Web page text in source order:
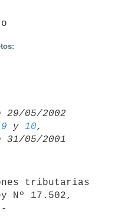
9 y 10,
tributarias
Nº 17.502,